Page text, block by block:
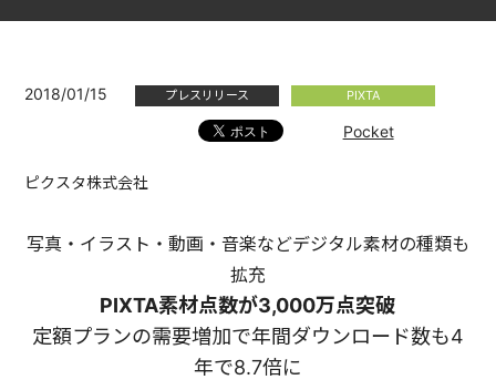
2018/01/15 プレスリリース PIXTA
Pocket
ピクスタ株式会社
写真・イラスト・動画・音楽などデジタル素材の種類も
拡充
PIXTA素材点数が3,000万点突破
定額プランの需要増加で年間ダウンロード数も4
年で8.7倍に